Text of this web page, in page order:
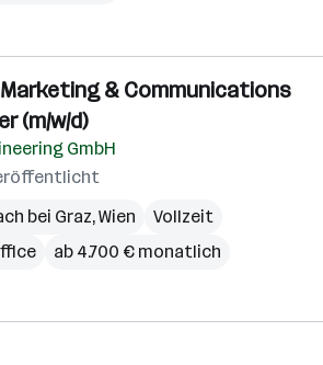
& Communications
(m/w/d)
GmbH
bei Graz,Wien
Vollzeit
ab 4.700 € monatlich